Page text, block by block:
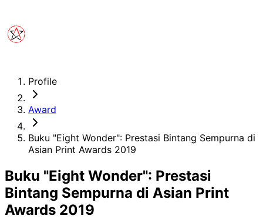
Profile
Award
Buku "Eight Wonder": Prestasi Bintang Sempurna di
Asian Print Awards 2019
Buku "Eight Wonder": Prestasi
Bintang Sempurna di Asian Print
Awards 2019